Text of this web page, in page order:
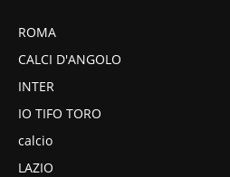
ROMA
CALCI D'ANGOLO
INTER
IO TIFO TORO
calcio
LAZIO